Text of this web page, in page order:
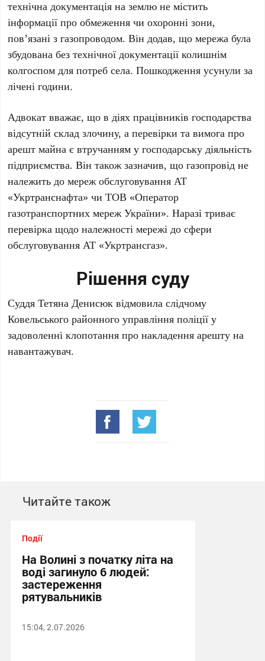
технічна документація на землю не містить
інформації про обмеження чи охоронні зони,
пов’язані з газопроводом. Він додав, що мережа була
збудована без технічної документації колишнім
колгоспом для потреб села. Пошкодження усунули за
лічені години.
Адвокат вважає, що в діях працівників господарства
відсутній склад злочину, а перевірки та вимога про
арешт майна є втручанням у господарську діяльність
підприємства. Він також зазначив, що газопровід не
належить до мереж обслуговування АТ
«Укртранснафта» чи ТОВ «Оператор
газотранспортних мереж України». Наразі триває
перевірка щодо належності мережі до сфери
обслуговування АТ «Укртрансгаз».
Рішення суду
Суддя Тетяна Денисюк відмовила слідчому
Ковельського районного управління поліції у
задоволенні клопотання про накладення арешту на
навантажувач.
Читайте також
Події
На Волині з початку літа на
воді загинуло 6 людей:
застереження
рятувальників
15:04, 2.07.2026